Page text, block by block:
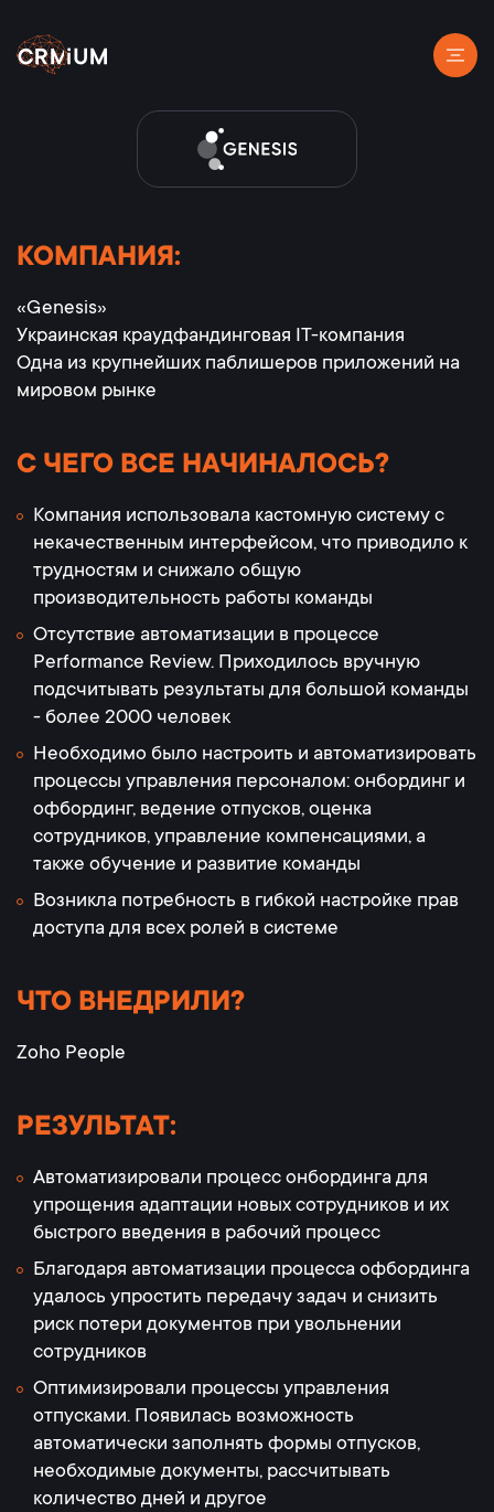
КОМПАНИЯ:
«Genesis»
Украинская краудфандинговая IТ-компания
Одна из крупнейших паблишеров приложений на
мировом рынке
С ЧЕГО ВСЕ НАЧИНАЛОСЬ?
Компания использовала кастомную систему с
некачественным интерфейсом, что приводило к
трудностям и снижало общую
производительность работы команды
Отсутствие автоматизации в процессе
Performance Review. Приходилось вручную
подсчитывать результаты для большой команды
- более 2000 человек
Необходимо было настроить и автоматизировать
процессы управления персоналом: онбординг и
офбординг, ведение отпусков, оценка
сотрудников, управление компенсациями, а
также обучение и развитие команды
Возникла потребность в гибкой настройке прав
доступа для всех ролей в системе
ЧТО ВНЕДРИЛИ?
Zoho People
РЕЗУЛЬТАТ:
Автоматизировали процесс онбординга для
упрощения адаптации новых сотрудников и их
быстрого введения в рабочий процесс
Благодаря автоматизации процесса офбординга
удалось упростить передачу задач и снизить
риск потери документов при увольнении
сотрудников
Оптимизировали процессы управления
отпусками. Появилась возможность
автоматически заполнять формы отпусков,
необходимые документы, рассчитывать
количество дней и другое